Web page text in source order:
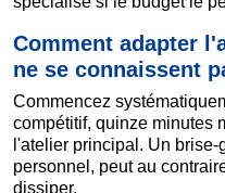
Comment adapter
ne se connaissent
Commencez
compétitif, quinze minutes
l'atelier principal. Un
personnel, peut au
dissiper.